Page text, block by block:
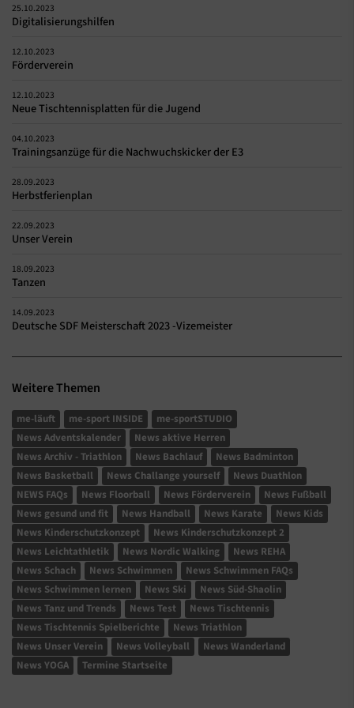
25.10.2023
Digitalisierungshilfen
12.10.2023
Förderverein
12.10.2023
Neue Tischtennisplatten für die Jugend
04.10.2023
Trainingsanzüge für die Nachwuchskicker der E3
28.09.2023
Herbstferienplan
22.09.2023
Unser Verein
18.09.2023
Tanzen
14.09.2023
Deutsche SDF Meisterschaft 2023 -Vizemeister
Weitere Themen
me-läuft me-sport INSIDE
me-sportSTUDIO
News Adventskalender
News aktive Herren
News Archiv - Triathlon
News Bachlauf
News Badminton
News Basketball
News Challange yourself
News Duathlon
NEWS FAQs
News Floorball News Förderverein
News Fußball
News gesund und fit
News Handball News Karate
News Kids
News Kinderschutzkonzept
News Kinderschutzkonzept 2
News Leichtathletik
News Nordic Walking
News REHA
News Schach
News Schwimmen
News Schwimmen FAQs
News Schwimmen lernen
News Ski
News Süd-Shaolin
News Tanz und Trends
News Test
News Tischtennis
News Tischtennis Spielberichte
News Triathlon
News Unser Verein
News Volleyball
News Wanderland
News YOGA
Termine Startseite